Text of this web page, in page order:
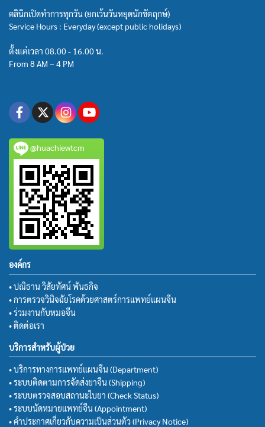
คลินิกเปิดทำการทุกวัน (ยกเว้นวันหยุดนักขัตฤกษ์)
Service Hours : Everyday (except public holidays)
ตั้งแต่เวลา 08.00 - 16.00 น.
From 8 AM – 4 PM
@huachiewtcm
องค์กร
• ปณิธาน วิสัยทัศน์ พันธกิจ
• การตรวจวินิจฉัยโรคด้วยศาสตร์การแพทย์แผนจีน
• ร่วมงานกับหมอจีน
• ติดต่อเรา
บริการสำหรับผู้ป่วย
• บริการทางการแพทย์แผนจีน (Department)
• ระบบติดตามการจัดส่งยาจีน (Shipping)
• ระบบตรวจสอบสถานะใบยา (Check Status)
• ระบบนัดหมายแพทย์จีน (Appointment)
• คำประกาศเกี่ยวกับความเป็นส่วนตัว (Privacy Notice)